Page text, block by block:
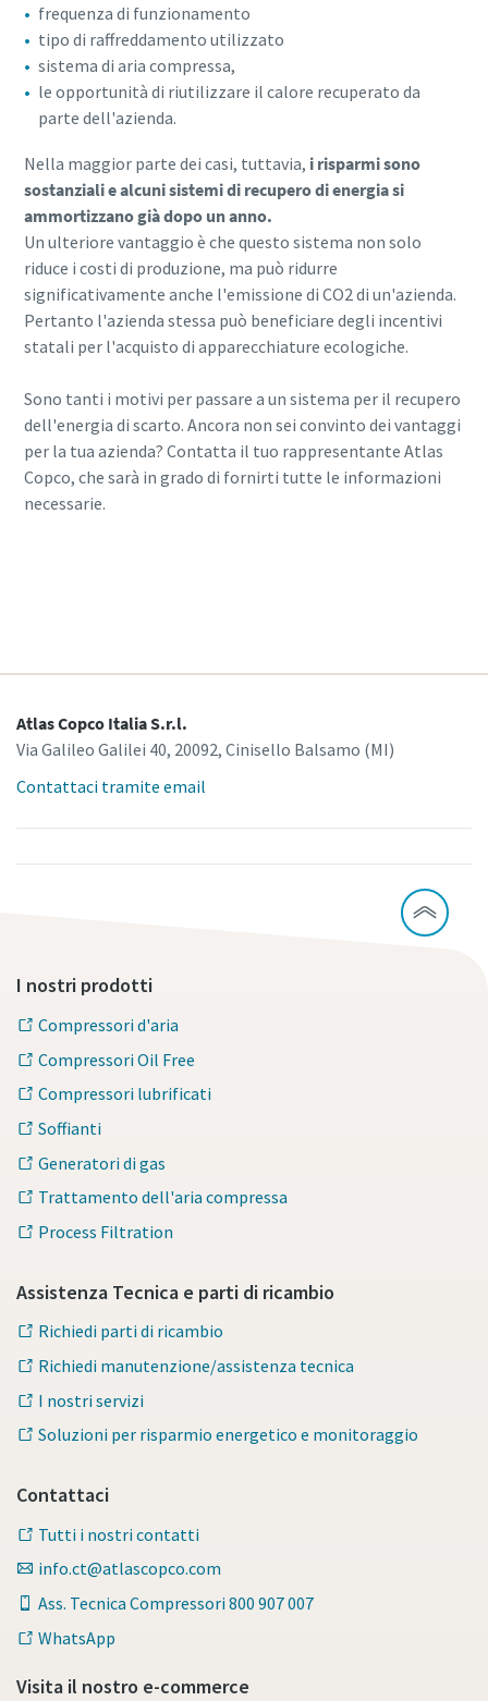
frequenza di funzionamento
tipo di raffreddamento utilizzato
sistema di aria compressa,
le opportunità di riutilizzare il calore recuperato da
parte dell'azienda.
Nella maggior parte dei casi, tuttavia, i risparmi sono
sostanziali e alcuni sistemi di recupero di energia si
ammortizzano già dopo un anno.
Un ulteriore vantaggio è che questo sistema non solo
riduce i costi di produzione, ma può ridurre
significativamente anche l'emissione di CO2 di un'azienda.
Pertanto l'azienda stessa può beneficiare degli incentivi
statali per l'acquisto di apparecchiature ecologiche.
Sono tanti i motivi per passare a un sistema per il recupero
dell'energia di scarto. Ancora non sei convinto dei vantaggi
per la tua azienda? Contatta il tuo rappresentante Atlas
Copco, che sarà in grado di fornirti tutte le informazioni
necessarie.
Atlas Copco Italia S.r.l.
Via Galileo Galilei 40, 20092, Cinisello Balsamo (MI)
Contattaci tramite email
I nostri prodotti
Compressori d'aria
Compressori Oil Free
Compressori lubrificati
Soffianti
Generatori di gas
Trattamento dell'aria compressa
Process Filtration
Assistenza Tecnica e parti di ricambio
Richiedi parti di ricambio
Richiedi manutenzione/assistenza tecnica
I nostri servizi
Soluzioni per risparmio energetico e monitoraggio
Contattaci
Tutti i nostri contatti
info.ct@atlascopco.com
Ass. Tecnica Compressori 800 907 007
WhatsApp
Visita il nostro e-commerce